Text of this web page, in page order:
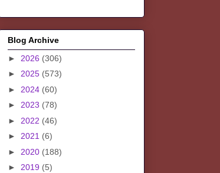
Blog Archive
► 2026 (306)
► 2025 (573)
► 2024 (60)
► 2023 (78)
► 2022 (46)
► 2021 (6)
► 2020 (188)
► 2019 (5)